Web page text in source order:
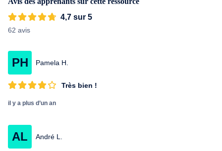
4,7 sur 5
62 avis
PH Pamela H.
Très bien !
il y a plus d’un an
AL André L.